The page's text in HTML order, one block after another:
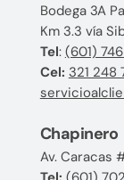
Bodega 3A
Km 3.3 vía
Tel: (601)
Cel: 321 248
Chapinero
Av. Caracas